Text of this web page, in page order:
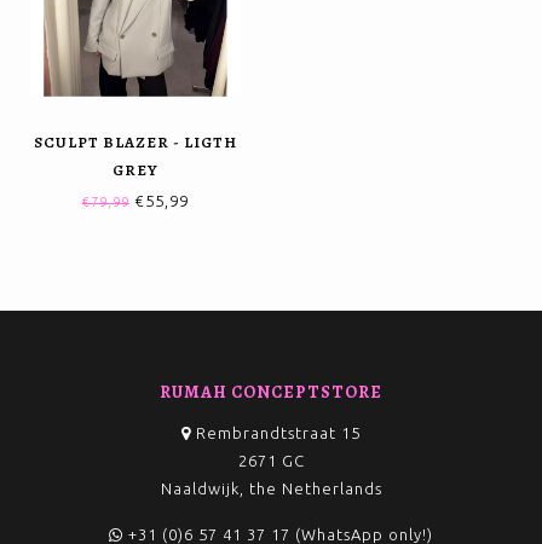
SCULPT BLAZER - LIGTH
GREY
€79,99 €55,99
RUMAH CONCEPTSTORE
Rembrandtstraat 15
2671 GC
Naaldwijk, the Netherlands
+31 (0)6 57 41 37 17 (WhatsApp only!)